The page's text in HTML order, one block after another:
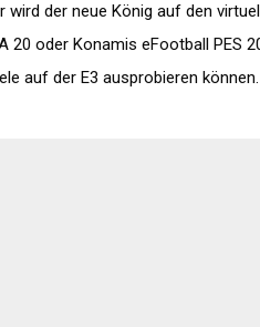
wird der neue König auf den
20 oder Konamis eFootball PES
auf der E3 ausprobieren können.